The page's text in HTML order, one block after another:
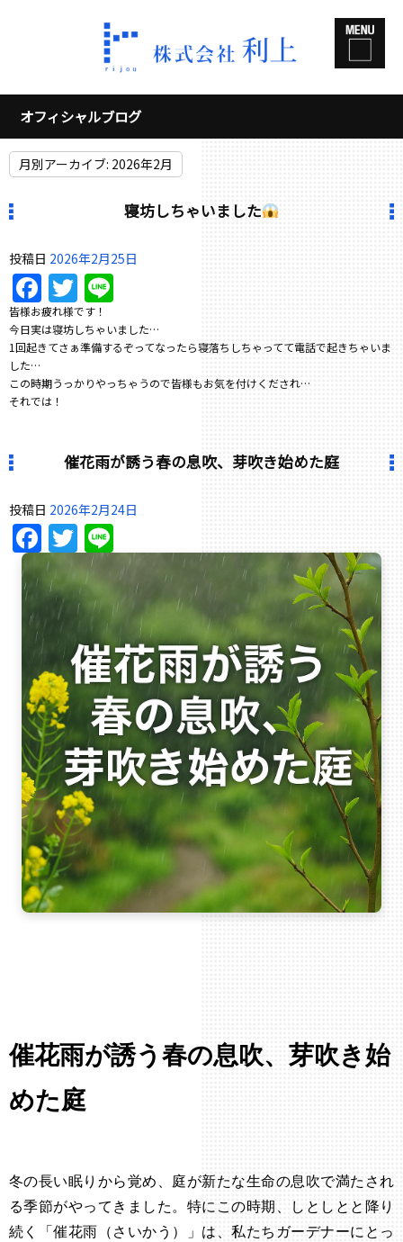
オフィシャルブログ
月別アーカイブ: 2026年2月
寝坊しちゃいました
投稿日 2026年2月25日
Facebook
Twitter
皆様お疲れ様です！
今日実は寝坊しちゃいました…
1回起きてさぁ準備するぞってなったら寝落ちしちゃってて電話で起きちゃいま
した…
この時期うっかりやっちゃうので皆様もお気を付けくだされ…
それでは！
催花雨が誘う春の息吹、芽吹き始めた庭
投稿日 2026年2月24日
Facebook
Twitter
催花雨が誘う春の息吹、芽吹き始
めた庭
冬の長い眠りから覚め、庭が新たな生命の息吹で満たされ
る季節がやってきました。特にこの時期、しとしとと降り
続く「催花雨（さいかう）」は、私たちガーデナーにとっ